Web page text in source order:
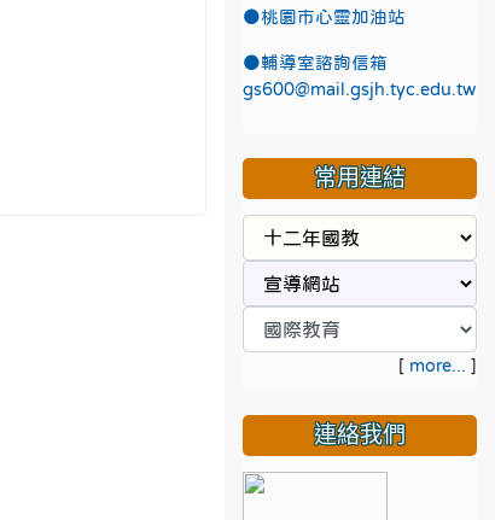
●桃園市心靈加油站
●輔導室諮詢信箱
gs600@mail.gsjh.tyc.edu.tw
常用連結
[ more... ]
連絡我們